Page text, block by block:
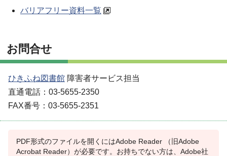
バリアフリー資料一覧
お問合せ
ひきふね図書館 障害者サービス担当
直通電話：03-5655-2350
FAX番号：03-5655-2351
PDF形式のファイルを開くにはAdobe Reader （旧Adobe
Acrobat Reader）が必要です。お持ちでない方は、Adobe社